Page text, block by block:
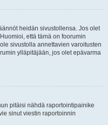
heidän sivustollensa. Jos olet
että tämä on foorumin
sivustolla annettavien varoitusten
ylläpitäjään, jos olet epävarma
pitäisi nähdä raportointipainike
sinut viestin raportoinnin